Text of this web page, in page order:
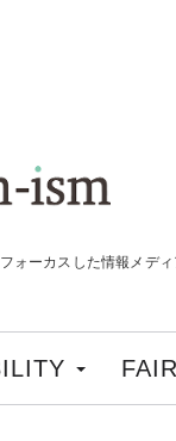
ォーカスした情報メデ